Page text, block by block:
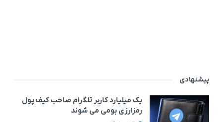
پیشنهادی
یک میلیارد کاربر تلگرام صاحب کیف پول
رمزارزی بومی می‌ شوند